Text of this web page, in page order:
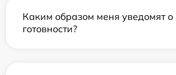
Каким образом меня уведомят о
готовности?